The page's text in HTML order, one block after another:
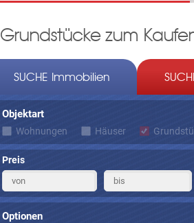
Grundstücke zum
SUCHE Immobilien
Objektart
Wohnungen Häuser
Preis
Optionen